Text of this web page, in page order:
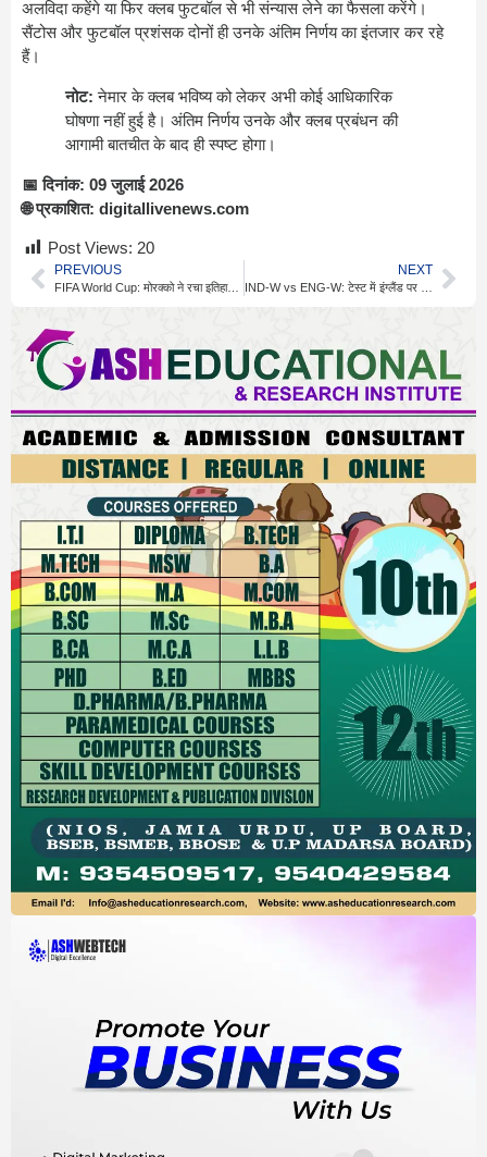
अलविदा कहेंगे या फिर क्लब फुटबॉल से भी संन्यास लेने का फैसला करेंगे।
सैंटोस और फुटबॉल प्रशंसक दोनों ही उनके अंतिम निर्णय का इंतजार कर रहे
हैं।
नोट: नेमार के क्लब भविष्य को लेकर अभी कोई आधिकारिक
घोषणा नहीं हुई है। अंतिम निर्णय उनके और क्लब प्रबंधन की
आगामी बातचीत के बाद ही स्पष्ट होगा।
📅 दिनांक: 09 जुलाई 2026
🌐 प्रकाशित: digitallivenews.com
Post Views: 20
PREVIOUS
FIFA World Cup: मोरक्को ने रचा इतिहास, अफ्रीका की नई पहचान
NEXT